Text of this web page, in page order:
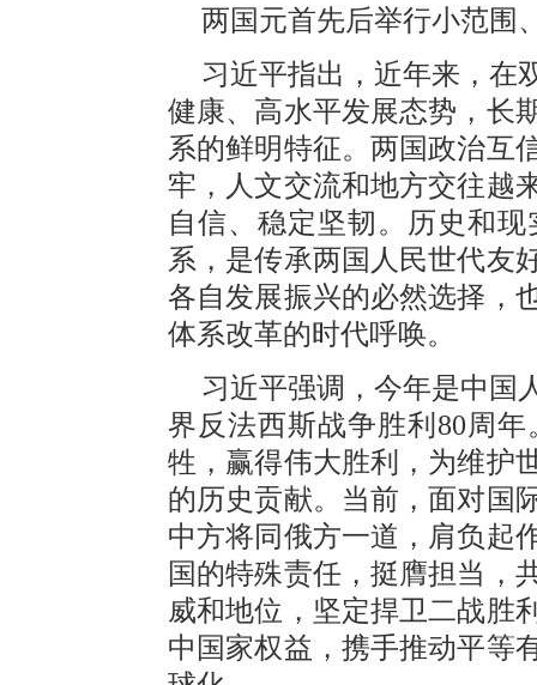
两国元首先后举行小范围
习近平指出，近年来，在
健康、高水平发展态势，长
系的鲜明特征。两国政治互
牢，人文交流和地方交往越
自信、稳定坚韧。历史和
系，是传承两国人民世代友
各自发展振兴的必然选择，
体系改革的时代呼唤。
习近平强调，今年是中国
界反法西斯战争胜利80周
牲，赢得伟大胜利，为维护
的历史贡献。当前，面对国
中方将同俄方一道，肩负起
国的特殊责任，挺膺担当，
威和地位，坚定捍卫二战胜
中国家权益，携手推动平等